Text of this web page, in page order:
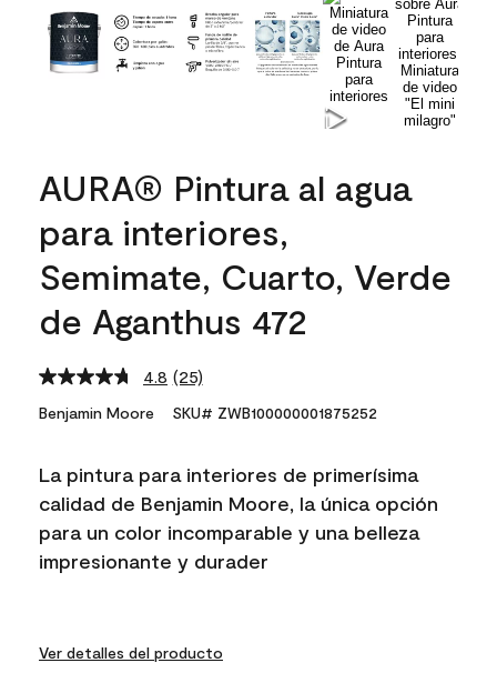
AURA® Pintura al agua
para interiores,
Semimate, Cuarto, Verde
de Aganthus 472
4.8 Read
25
Reviews.
link.
(25)
Benjamin Moore SKU# ZWB100000001875252
La pintura para interiores de primerísima
calidad de Benjamin Moore, la única opción
para un color incomparable y una belleza
impresionante y durader
Ver detalles del producto